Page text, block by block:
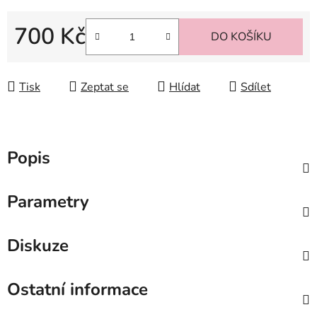
700 Kč DO KOŠÍKU
Tisk Zeptat se Hlídat Sdílet
Popis
Parametry
Diskuze
Ostatní informace